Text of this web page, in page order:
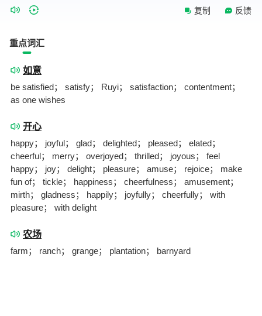
复制 反馈
重点词汇
如意
be satisfied； satisfy； Ruyi； satisfaction； contentment；
as one wishes
开心
happy； joyful； glad； delighted； pleased； elated；
cheerful； merry； overjoyed； thrilled； joyous； feel
happy； joy； delight； pleasure； amuse； rejoice； make
fun of； tickle； happiness； cheerfulness； amusement；
mirth； gladness； happily； joyfully； cheerfully； with
pleasure； with delight
农场
farm； ranch； grange； plantation； barnyard